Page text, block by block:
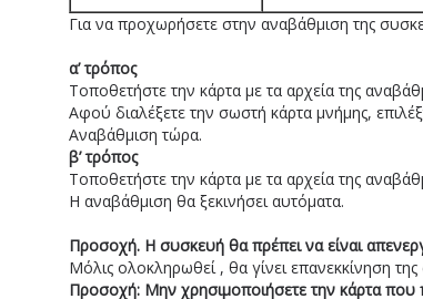
Για να προχωρήσετε στην αναβάθμιση της
α’ τρόπος
Τοποθετήστε την κάρτα με τα αρχεία της
Αφού διαλέξετε την σωστή κάρτα μνήμης,
Αναβάθμιση τώρα.
β’ τρόπος
Τοποθετήστε την κάρτα με τα αρχεία της
Η αναβάθμιση θα ξεκινήσει αυτόματα.
Προσοχή. Η συσκευή θα πρέπει να είναι
Μόλις ολοκληρωθεί , θα γίνει επανεκκίνηση
Προσοχή: Mην χρησιμοποιήσετε την κάρτα που